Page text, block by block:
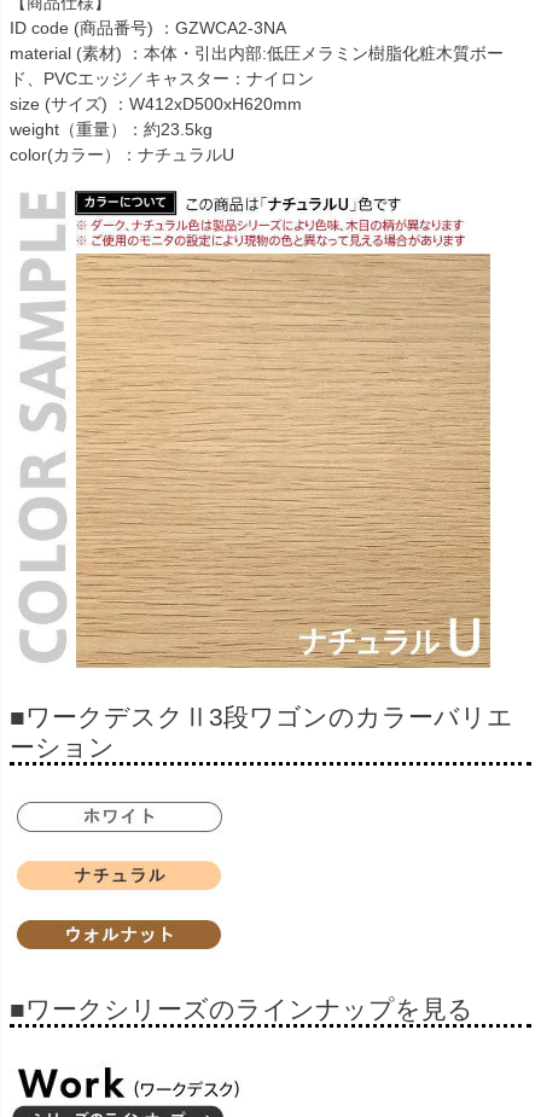
ID code (商品番号) ：GZWCA2-3NA
material (素材) ：本体・引出内部:低圧メラミン樹脂化粧木質ボー
ド、PVCエッジ／キャスター：ナイロン
size (サイズ) ：W412xD500xH620mm
weight（重量）：約23.5kg
color(カラー）：ナチュラルU
■ワークデスクⅡ3段ワゴンのカラーバリエ
ーション
■ワークシリーズのラインナップを見る